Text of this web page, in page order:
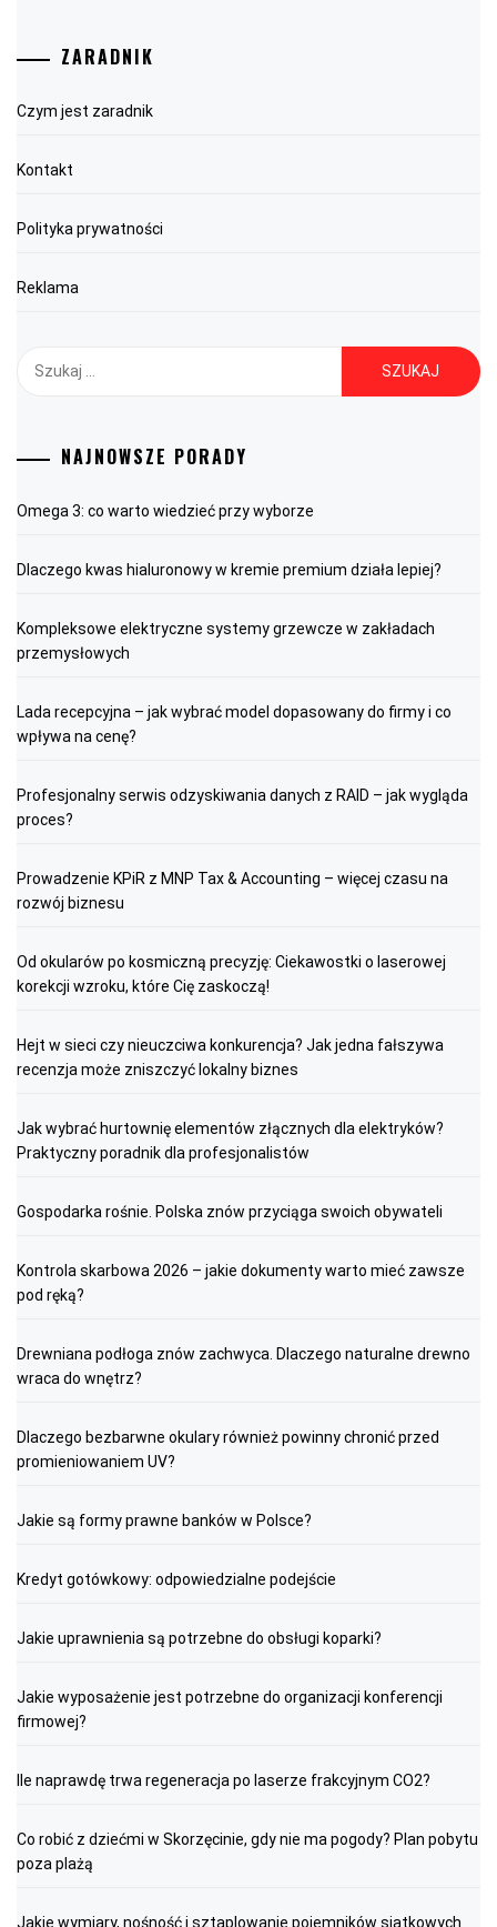
ZARADNIK
Czym jest zaradnik
Kontakt
Polityka prywatności
Reklama
NAJNOWSZE PORADY
Omega 3: co warto wiedzieć przy wyborze
Dlaczego kwas hialuronowy w kremie premium działa lepiej?
Kompleksowe elektryczne systemy grzewcze w zakładach
przemysłowych
Lada recepcyjna – jak wybrać model dopasowany do firmy i co
wpływa na cenę?
Profesjonalny serwis odzyskiwania danych z RAID – jak wygląda
proces?
Prowadzenie KPiR z MNP Tax & Accounting – więcej czasu na
rozwój biznesu
Od okularów po kosmiczną precyzję: Ciekawostki o laserowej
korekcji wzroku, które Cię zaskoczą!
Hejt w sieci czy nieuczciwa konkurencja? Jak jedna fałszywa
recenzja może zniszczyć lokalny biznes
Jak wybrać hurtownię elementów złącznych dla elektryków?
Praktyczny poradnik dla profesjonalistów
Gospodarka rośnie. Polska znów przyciąga swoich obywateli
Kontrola skarbowa 2026 – jakie dokumenty warto mieć zawsze
pod ręką?
Drewniana podłoga znów zachwyca. Dlaczego naturalne drewno
wraca do wnętrz?
Dlaczego bezbarwne okulary również powinny chronić przed
promieniowaniem UV?
Jakie są formy prawne banków w Polsce?
Kredyt gotówkowy: odpowiedzialne podejście
Jakie uprawnienia są potrzebne do obsługi koparki?
Jakie wyposażenie jest potrzebne do organizacji konferencji
firmowej?
Ile naprawdę trwa regeneracja po laserze frakcyjnym CO2?
Co robić z dziećmi w Skorzęcinie, gdy nie ma pogody? Plan pobytu
poza plażą
Jakie wymiary, nośność i sztaplowanie pojemników siatkowych